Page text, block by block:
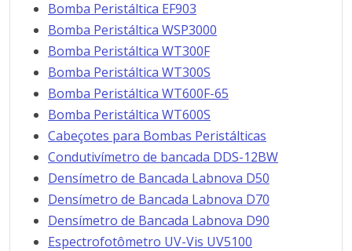
Bomba Peristáltica EF903
Bomba Peristáltica WSP3000
Bomba Peristáltica WT300F
Bomba Peristáltica WT300S
Bomba Peristáltica WT600F-65
Bomba Peristáltica WT600S
Cabeçotes para Bombas Peristálticas
Condutivímetro de bancada DDS-12BW
Densímetro de Bancada Labnova D50
Densímetro de Bancada Labnova D70
Densímetro de Bancada Labnova D90
Espectrofotômetro UV-Vis UV5100